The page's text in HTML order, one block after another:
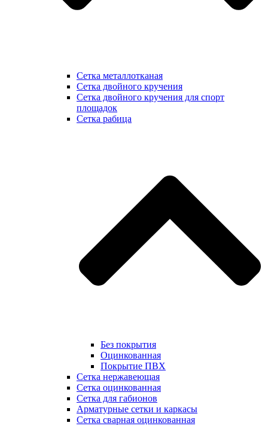
Сетка металлотканая
Сетка двойного кручения
Сетка двойного кручения для спорт
площадок
Сетка рабица
Без покрытия
Оцинкованная
Покрытие ПВХ
Сетка нержавеющая
Сетка оцинкованная
Сетка для габионов
Арматурные сетки и каркасы
Сетка сварная оцинкованная